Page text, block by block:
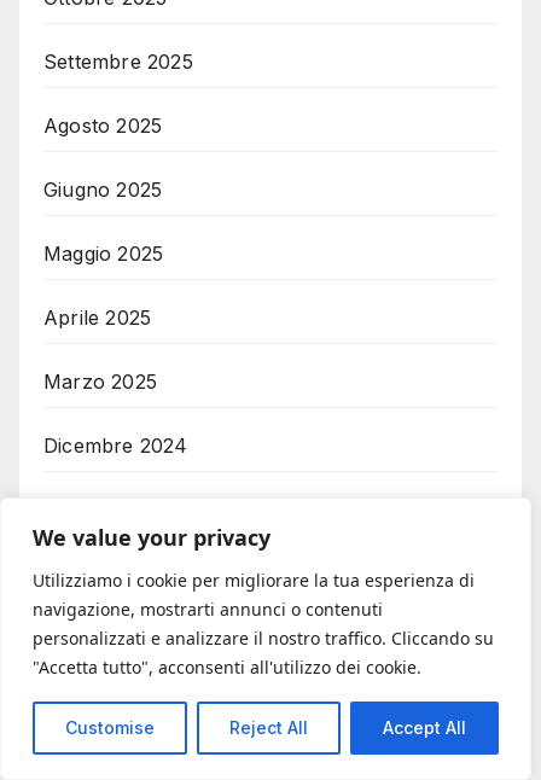
We value your privacy
Utilizziamo i cookie per migliorare la tua esperienza di
navigazione, mostrarti annunci o contenuti
personalizzati e analizzare il nostro traffico. Cliccando su
"Accetta tutto", acconsenti all'utilizzo dei cookie.
Customise Reject All Accept All
Settembre 2025
Agosto 2025
Giugno 2025
Maggio 2025
Aprile 2025
Marzo 2025
Dicembre 2024
Agosto 2024
Giugno 2024
Maggio 2024